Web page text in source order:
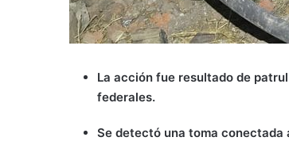
La acción fue resultado de
federales.
Se detectó una toma conectada